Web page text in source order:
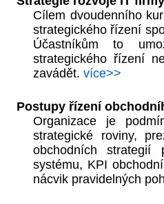
Cílem dvoudenního
strategického řízení
Účastníkům to
strategického řízení
zavádět. více>>
Postupy řízení
Organizace je
strategické roviny,
obchodních strategií
systému, KPI
nácvik pravidelných